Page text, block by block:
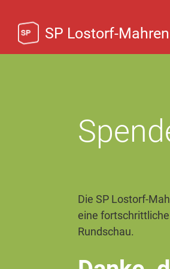
SP Lostorf-Mahren
Die SP Lostorf-
eine
Rundschau.